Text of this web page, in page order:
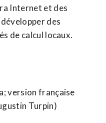
Internet et des
des
de calcul ​locaux.
version française
Turpin)